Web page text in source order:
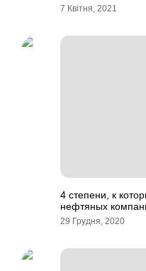
7 Квітня, 2021
4 степени, к
нефтяных
29 Грудня, 2020